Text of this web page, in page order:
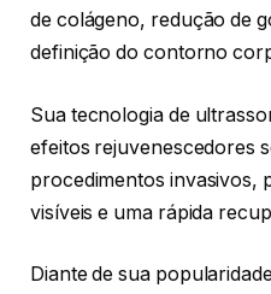
de colágeno, redução de
definição do contorno
Sua tecnologia de
efeitos rejuvenescedores
procedimentos invasivos,
visíveis e uma rápida
Diante de sua